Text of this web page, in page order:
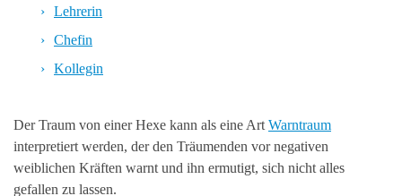
Lehrerin
Chefin
Kollegin
Der Traum von einer Hexe kann als eine Art Warntraum
interpretiert werden, der den Träumenden vor negativen
weiblichen Kräften warnt und ihn ermutigt, sich nicht alles
gefallen zu lassen.